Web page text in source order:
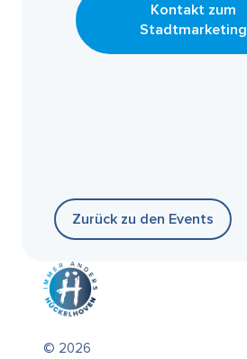
Kontakt zum
Stadtmarketing
Zurück zu den Events
© 2026